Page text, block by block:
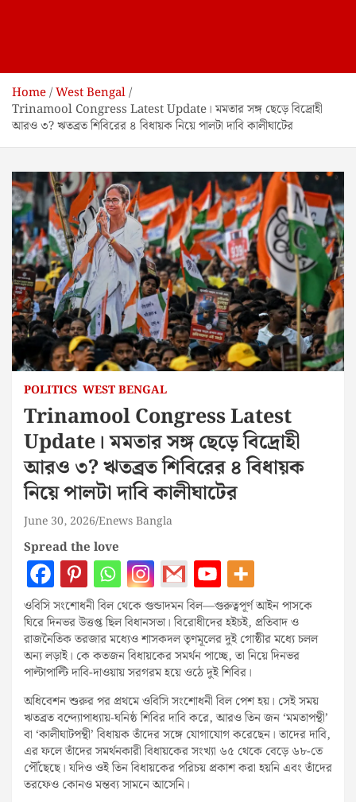
Home West Bengal
Trinamool Congress Latest Update। মমতার সঙ্গ ছেড়ে বিদ্রোহী
আরও ৩? ঋতব্রত শিবিরের ৪ বিধায়ক নিয়ে পালটা দাবি কালীঘাটের
POLITICS WEST BENGAL
Trinamool Congress Latest
Update। মমতার সঙ্গ ছেড়ে বিদ্রোহী
আরও ৩? ঋতব্রত শিবিরের ৪ বিধায়ক
নিয়ে পালটা দাবি কালীঘাটের
June 30, 2026 Enews Bangla
Spread the love
ওবিসি সংশোধনী বিল থেকে গুন্ডাদমন বিল—গুরুত্বপূর্ণ আইন পাসকে
ঘিরে দিনভর উত্তপ্ত ছিল বিধানসভা। বিরোধীদের হইচই, প্রতিবাদ ও
রাজনৈতিক তরজার মধ্যেও শাসকদল তৃণমূলের দুই গোষ্ঠীর মধ্যে চলল
অন্য লড়াই। কে কতজন বিধায়কের সমর্থন পাচ্ছে, তা নিয়ে দিনভর
পাল্টাপাল্টি দাবি-দাওয়ায় সরগরম হয়ে ওঠে দুই শিবির।
অধিবেশন শুরুর পর প্রথমে ওবিসি সংশোধনী বিল পেশ হয়। সেই সময়
ঋতব্রত বন্দ্যোপাধ্যায়-ঘনিষ্ঠ শিবির দাবি করে, আরও তিন জন ‘মমতাপন্থী’
বা ‘কালীঘাটপন্থী’ বিধায়ক তাঁদের সঙ্গে যোগাযোগ করেছেন। তাদের দাবি,
এর ফলে তাঁদের সমর্থনকারী বিধায়কের সংখ্যা ৬৫ থেকে বেড়ে ৬৮-তে
পৌঁছেছে। যদিও ওই তিন বিধায়কের পরিচয় প্রকাশ করা হয়নি এবং তাঁদের
তরফেও কোনও মন্তব্য সামনে আসেনি।